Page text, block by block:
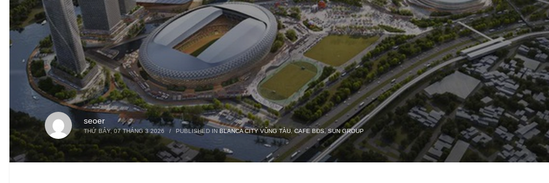
seoer
THỨ BẢY, 07 THÁNG 3 2026 / PUBLISHED IN BLANCA CITY VŨNG TÀU,CAFE BĐS, SUN GROUP